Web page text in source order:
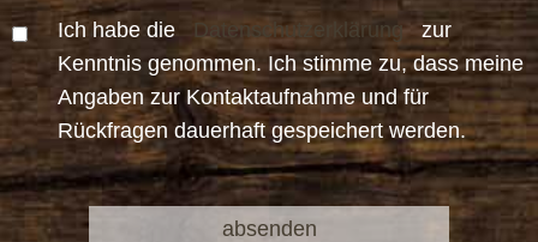
Ich habe die Datenschutzerklärung zur
Kenntnis genommen. Ich stimme zu, dass meine
Angaben zur Kontaktaufnahme und für
Rückfragen dauerhaft gespeichert werden.
Bitte
lasse
dieses
Bitte
lasse
dieses